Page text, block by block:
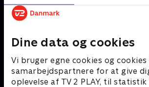
Dine data og cookies
Vi bruger egne cookies og
samarbejdspartnere for at give
oplevelse af TV 2 PLAY, til
Andre så også